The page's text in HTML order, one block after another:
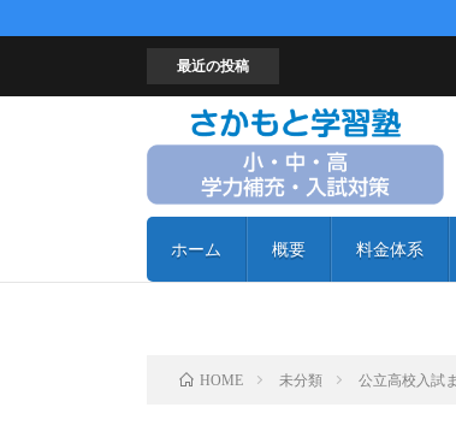
ホーム 概要 料金体系
最近の投稿
HOME 未分類 公立高校入試